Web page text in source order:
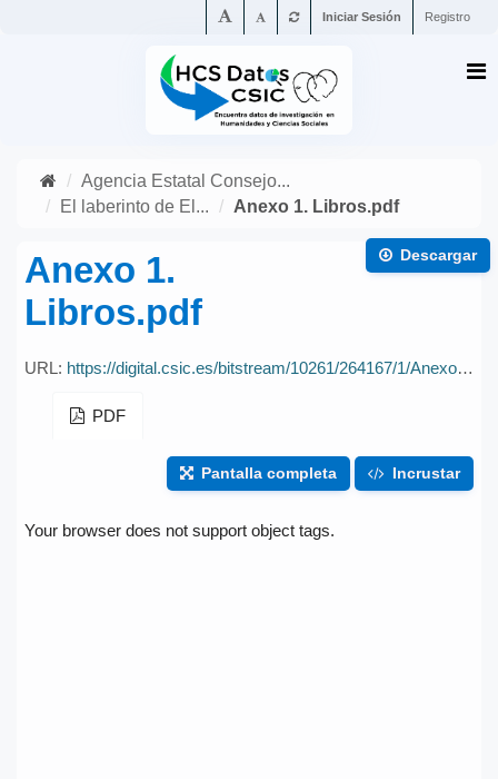
Iniciar Sesión Registro
Agencia Estatal Consejo...
El laberinto de El...
Anexo 1. Libros.pdf
Descargar
Anexo 1.
Libros.pdf
URL: https://digital.csic.es/bitstream/10261/264167/1/Anexo%201.%20Libros.pdf
PDF
Pantalla completa Incrustar
Your browser does not support object tags.